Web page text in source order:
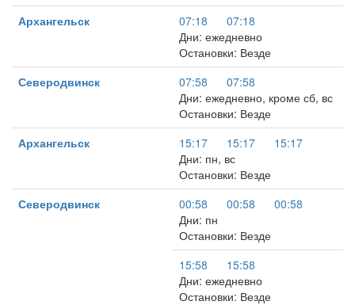
Архангельск
07:18
07:18
Дни: ежедневно
Остановки: Везде
Северодвинск
07:58
07:58
Дни: ежедневно, кроме сб, вс
Остановки: Везде
Архангельск
15:17 15:17
15:17
Дни: пн, вс
Остановки: Везде
Северодвинск
00:58 00:58
00:58
Дни: пн
Остановки: Везде
15:58
15:58
Дни: ежедневно
Остановки: Везде